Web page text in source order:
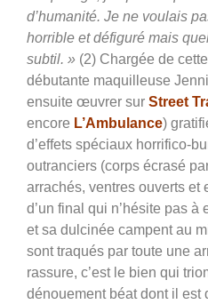
d’humanité. Je ne voulais
horrible et défiguré mais
subtil. » (2) Chargée de
débutante maquilleuse
ensuite œuvrer sur Street
encore L’Ambulance)
d’effets spéciaux horrifico-
outranciers (corps écrasé
arrachés, ventres ouverts
d’un final qui n’hésite pas à
et sa dulcinée campent au
sont traqués par toute une
rassure, c’est le bien qui
dénouement béat dont il est